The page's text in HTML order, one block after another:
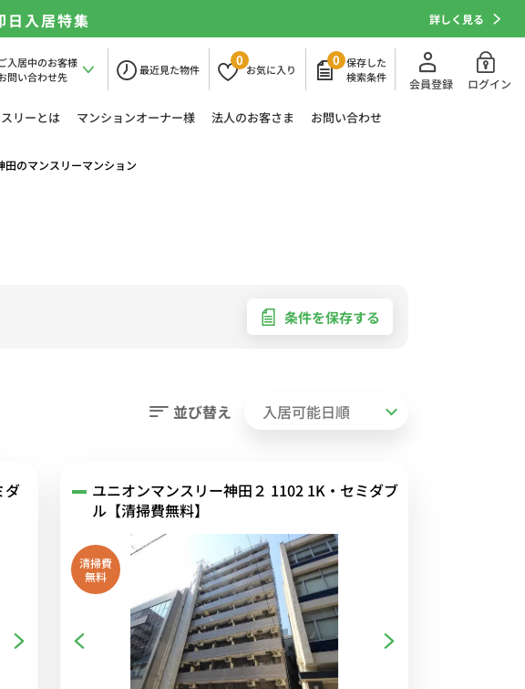
日入居特集 詳しく見る
入居中のお客様
問い合わせ先
最近見た物件
0
お気に入り
0 保存した
検索条件
会員登録 ログイン
リーとは マンションオーナー様 法人のお客さま お問い合わせ
田のマンスリーマンション
条件を保存する
並び替え
ダ
ユニオンマンスリー神田２ 1102 1K・セミダブ
ル【清掃費無料】
清掃費
無料